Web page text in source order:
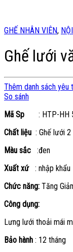
GHẾ NHÂN VIÊN,
Ghế lưới
Thêm danh sách yêu
So sánh
Mã Sp : HTP-HH
Chất liệu : Ghế lưới
Màu sắc :đen
Xuất xứ: nhập khẩu
Chức năng: Tăng
Công dụng:
Lưng lưới thoải mái
Bảo hành : 12 tháng